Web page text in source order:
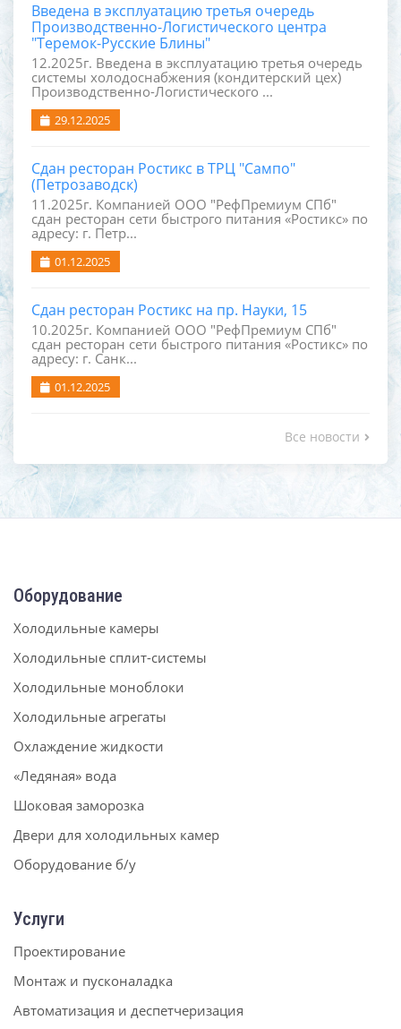
Введена в эксплуатацию третья очередь
Производственно-Логистического центра
"Теремок-Русские Блины"
12.2025г. Введена в эксплуатацию третья очередь
системы холодоснабжения (кондитерский цех)
Производственно-Логистического ...
29.12.2025
Сдан ресторан Ростикс в ТРЦ "Сампо"
(Петрозаводск)
11.2025г. Компанией ООО "РефПремиум СПб"
сдан ресторан сети быстрого питания «Ростикс» по
адресу: г. Петр...
01.12.2025
Сдан ресторан Ростикс на пр. Науки, 15
10.2025г. Компанией ООО "РефПремиум СПб"
сдан ресторан сети быстрого питания «Ростикс» по
адресу: г. Санк...
01.12.2025
Все новости
Оборудование
Холодильные камеры
Холодильные сплит-системы
Холодильные моноблоки
Холодильные агрегаты
Охлаждение жидкости
«Ледяная» вода
Шоковая заморозка
Двери для холодильных камер
Оборудование б/у
Услуги
Проектирование
Монтаж и пусконаладка
Автоматизация и деспетчеризация